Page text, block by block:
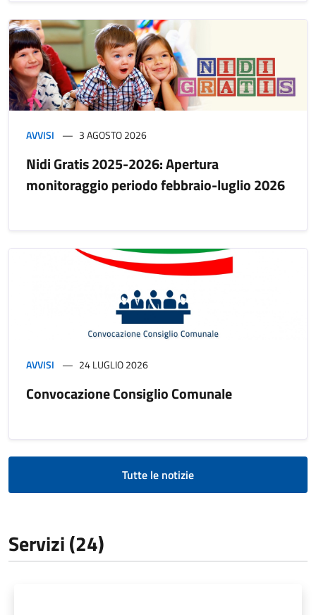
AVVISI 3 AGOSTO 2026
Nidi Gratis 2025-2026: Apertura
monitoraggio periodo febbraio-luglio 2026
AVVISI 24 LUGLIO 2026
Convocazione Consiglio Comunale
Tutte le notizie
Servizi (24)